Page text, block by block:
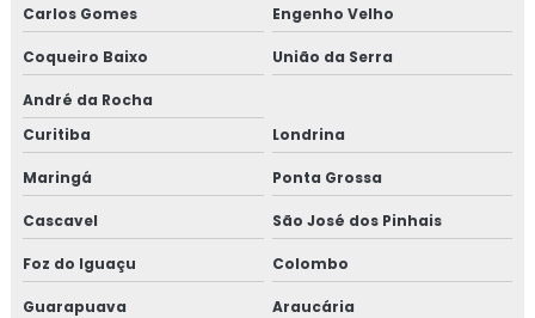
Carlos Gomes Engenho Velho
Coqueiro Baixo União da Serra
André da Rocha
Curitiba
Londrina
Maringá Ponta Grossa
Cascavel São José dos Pinhais
Foz do Iguaçu Colombo
Guarapuava Araucária